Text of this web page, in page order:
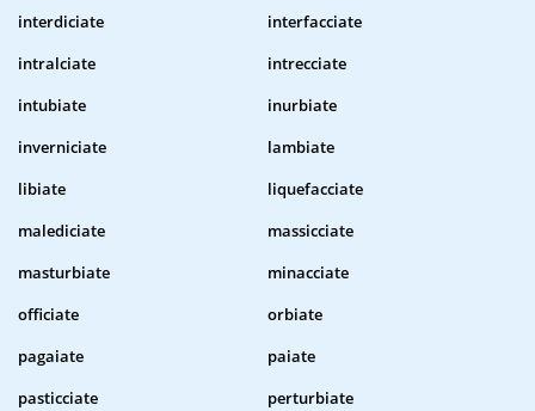
interdiciate
interfacciate
intralciate
intrecciate
intubiate
inurbiate
inverniciate
lambiate
libiate
liquefacciate
malediciate
massicciate
masturbiate
minacciate
officiate
orbiate
pagaiate
paiate
pasticciate
perturbiate